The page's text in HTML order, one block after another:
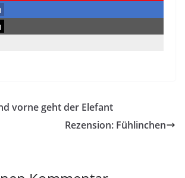
vorne geht der Elefant
Rezension: Fühlinchen